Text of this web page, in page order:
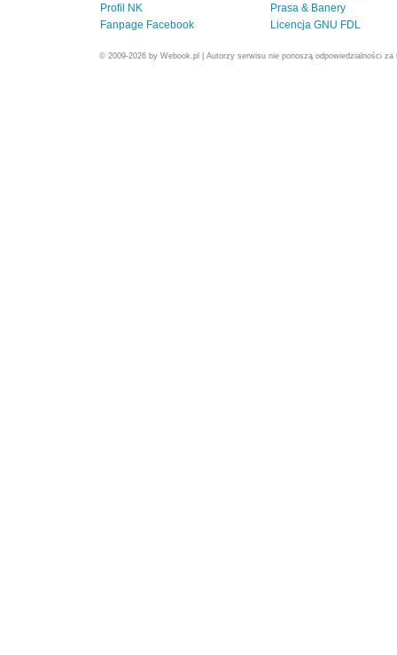
Profil NK
Fanpage Facebook
Prasa & Banery
Licencja GNU FDL
© 2009-2026 by Webook.pl | Autorzy serwisu nie ponoszą odpowiedzialności